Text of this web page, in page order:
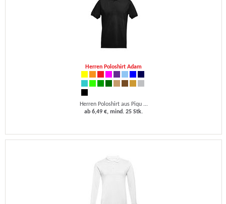
Herren Poloshirt Adam
Herren Poloshirt aus Piqu ...
ab 6,49 €, mind. 25 Stk.